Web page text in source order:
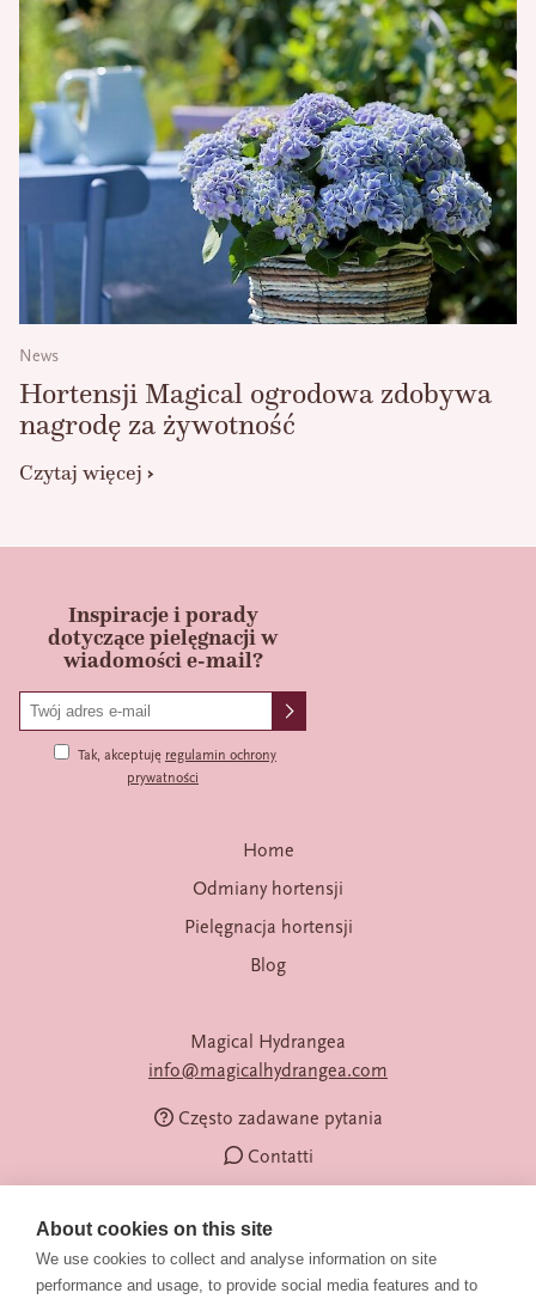
News
Hortensji Magical ogrodowa zdobywa
nagrodę za żywotność
Czytaj więcej
Inspiracje i porady
dotyczące pielęgnacji w
wiadomości e-mail?
Tak, akceptuję regulamin ochrony
prywatności
Home
Odmiany hortensji
Pielęgnacja hortensji
Blog
Magical Hydrangea
info@magicalhydrangea.com
Często zadawane pytania
Contatti
About cookies on this site
We use cookies to collect and analyse information on site
performance and usage, to provide social media features and to